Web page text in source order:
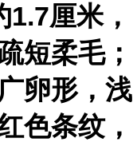
厘米，
短柔毛；
卵形，浅
色条纹，